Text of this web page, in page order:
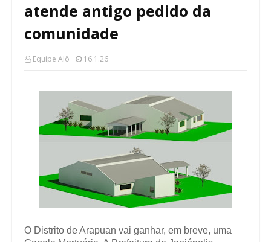
atende antigo pedido da
comunidade
Equipe Alô 16.1.26
O Distrito de Arapuan vai ganhar, em breve, uma